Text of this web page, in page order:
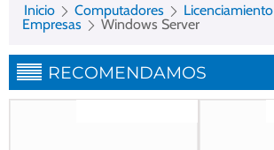
Inicio Computadores Licenciamiento
Empresas
Windows Server
RECOMENDAMOS